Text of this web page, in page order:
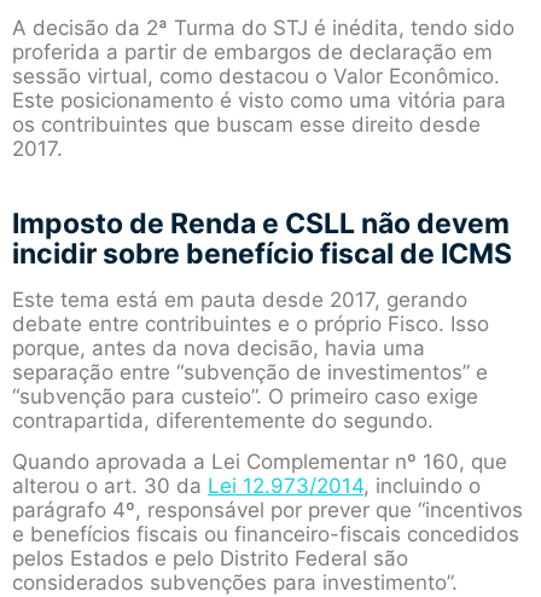
A decisão da 2ª Turma do STJ é inédita, tendo sido
proferida a partir de embargos de declaração em
sessão virtual, como destacou o Valor Econômico.
Este posicionamento é visto como uma vitória para
os contribuintes que buscam esse direito desde
2017.
Imposto de Renda e CSLL não devem
incidir sobre benefício fiscal de ICMS
Este tema está em pauta desde 2017, gerando
debate entre contribuintes e o próprio Fisco. Isso
porque, antes da nova decisão, havia uma
separação entre “subvenção de investimentos” e
“subvenção para custeio”. O primeiro caso exige
contrapartida, diferentemente do segundo.
Quando aprovada a Lei Complementar nº 160, que
alterou o art. 30 da Lei 12.973/2014, incluindo o
parágrafo 4º, responsável por prever que “incentivos
e benefícios fiscais ou financeiro-fiscais concedidos
pelos Estados e pelo Distrito Federal são
considerados subvenções para investimento”.